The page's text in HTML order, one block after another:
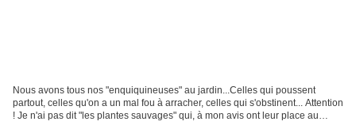
Nous avons tous nos "enquiquineuses" au jardin...Celles qui poussent
partout, celles qu'on a un mal fou à arracher, celles qui s'obstinent... Attention
! Je n'ai pas dit "les plantes sauvages" qui, à mon avis ont leur place au